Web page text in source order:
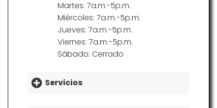
Martes: 7a.m.-5p.m.
Miércoles: 7a.m.-5p.m.
Jueves: 7a.m.-5p.m.
Viernes: 7a.m.-5p.m.
Sábado: Cerrado
Servicios